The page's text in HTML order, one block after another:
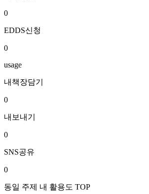
0
EDDS신청
0
usage
내책장담기
0
내보내기
0
SNS공유
0
동일 주제 내 활용도 TOP